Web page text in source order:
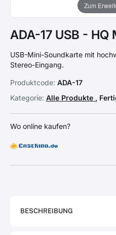
Zum
ADA-17 USB - HQ
USB-Mini-Soundkarte mit
Stereo-Eingang.
Produktcode: ADA-17
Kategorie: Alle Produkte ,
Wo online kaufen?
BESCHREIBUNG